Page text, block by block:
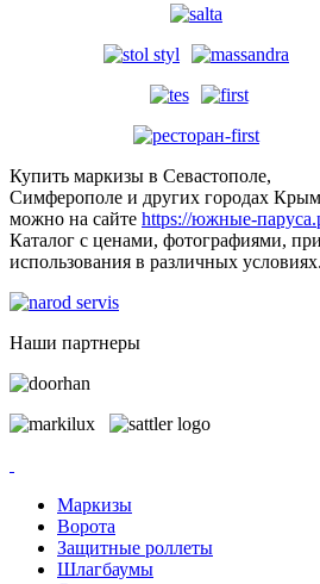
Купить маркизы в Севастополе,
Симферополе и других городах
можно на сайте https://южные-
Каталог с ценами, фотографиями,
использования в различных условиях.
Наши партнеры
Маркизы
Ворота
Защитные роллеты
Шлагбаумы